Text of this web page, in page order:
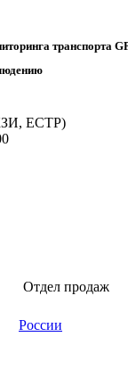
транспорта
ЕСТР)
Отдел продаж
России